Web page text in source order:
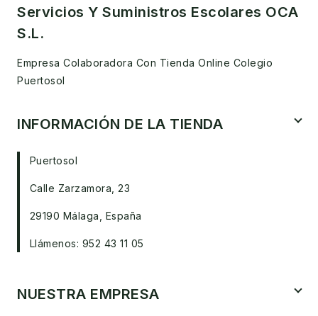
Servicios Y Suministros Escolares OCA
S.L.
Empresa Colaboradora Con Tienda Online Colegio
Puertosol
INFORMACIÓN DE LA TIENDA
Puertosol
Calle Zarzamora, 23
29190 Málaga, España
Llámenos: 952 43 11 05
NUESTRA EMPRESA